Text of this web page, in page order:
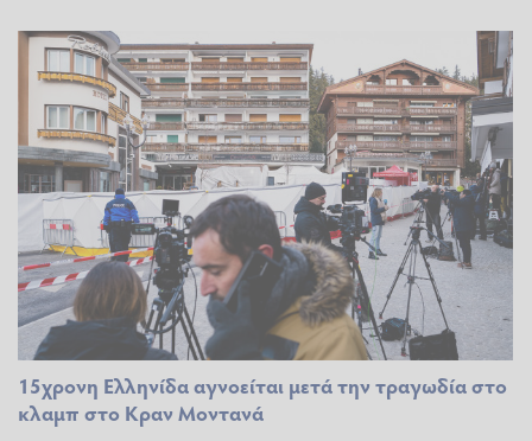
15χρονη Ελληνίδα αγνοείται μετά την τραγωδία στο
κλαμπ στο Κραν Μοντανά